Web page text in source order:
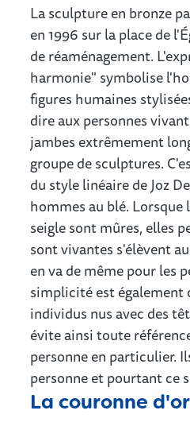
La sculpture en bronze
en 1996 sur la place de
de réaménagement.
harmonie" symbolise
figures humaines
dire aux personnes
jambes extrêmement
groupe de sculptures.
du style linéaire de Joz
hommes au blé. Lorsque
seigle sont mûres, elles
sont vivantes s'élèvent
en va de même pour les
simplicité est également
individus nus avec des
évite ainsi toute
personne en particulier.
personne et pourtant ce
La couronne d'or